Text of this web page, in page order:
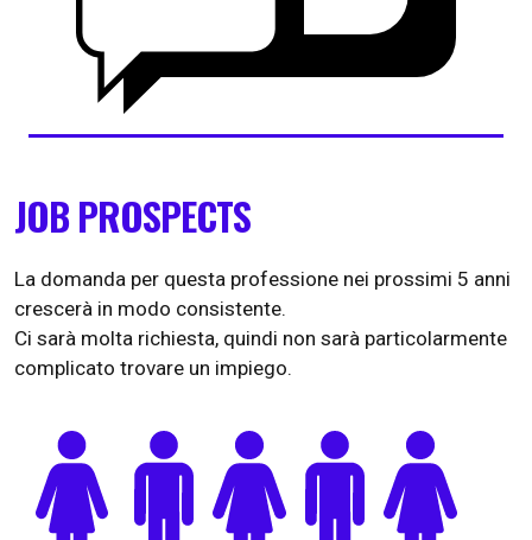
JOB PROSPECTS
La domanda per questa professione nei prossimi 5 anni
crescerà in modo consistente.
Ci sarà molta richiesta, quindi non sarà particolarmente
complicato trovare un impiego.